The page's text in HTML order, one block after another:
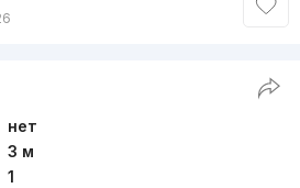
нет
3 м
1